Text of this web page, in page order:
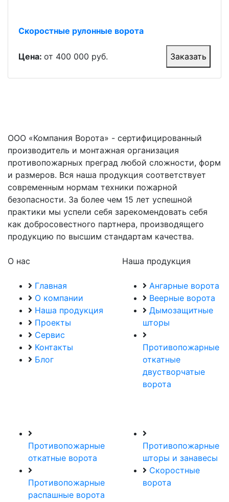
Скоростные рулонные ворота
Цена: от 400 000 руб. Заказать
ООО «Компания Ворота» - сертифицированный
производитель и монтажная организация
противопожарных преград любой сложности, форм
и размеров. Вся наша продукция соответствует
современным нормам техники пожарной
безопасности. За более чем 15 лет успешной
практики мы успели себя зарекомендовать себя
как добросовестного партнера, производящего
продукцию по высшим стандартам качества.
О нас
Главная
О компании
Наша продукция
Проекты
Сервис
Контакты
Блог
Наша продукция
Ангарные ворота
Веерные ворота
Дымозащитные
шторы
Противопожарные
откатные
двустворчатые
ворота
Противопожарные
откатные ворота
Противопожарные
распашные ворота
Противопожарные
шторы и занавесы
Скоростные
ворота